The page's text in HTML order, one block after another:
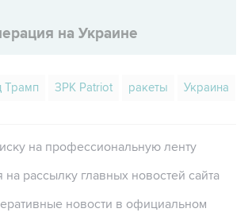
на Украине
Трамп ЗРК Patriot ракеты Украина
на профессиональную ленту
на рассылку главных новостей сайта
новости в официальном